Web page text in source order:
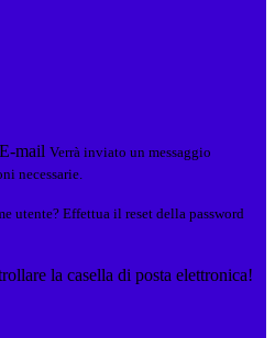
E-mail Verrà inviato un messaggio
necessarie.
utente? Effettua il reset della password
la casella di posta elettronica!